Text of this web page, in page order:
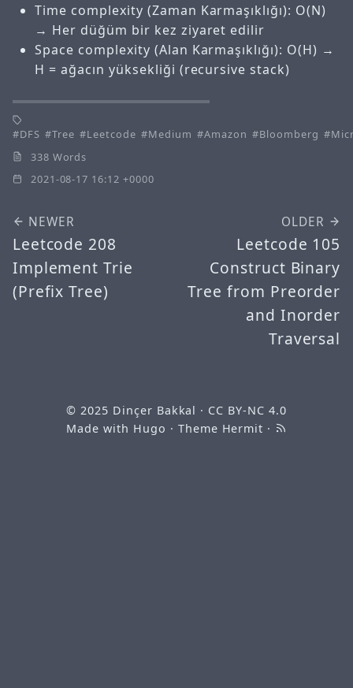
Time complexity (Zaman Karmaşıklığı): O(N)
→ Her düğüm bir kez ziyaret edilir
Space complexity (Alan Karmaşıklığı): O(H) →
H = ağacın yüksekliği (recursive stack)
DFS Tree Leetcode Medium Amazon Bloomberg
338 Words
2021-08-17 16:12 +0000
NEWER
Leetcode 208
Implement Trie
(Prefix Tree)
OLDER
Leetcode 105
Construct Binary
Tree from Preorder
and Inorder
Traversal
© 2025 Dinçer Bakkal · CC BY-NC 4.0
Made with Hugo · Theme Hermit ·